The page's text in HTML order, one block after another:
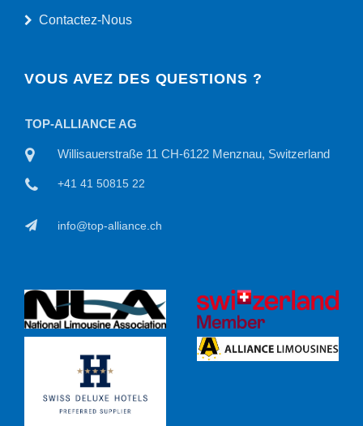
Contactez-Nous
VOUS AVEZ DES QUESTIONS ?
TOP-ALLIANCE AG
Willisauerstraße 11 CH-6122 Menznau, Switzerland
+41 41 50815 22
info@top-alliance.ch